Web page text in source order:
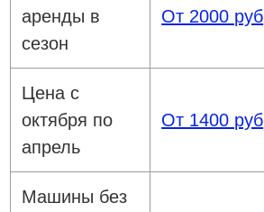
аренды в
сезон
От 2000 руб
Цена с
октября по
апрель
От 1400 руб
Машины без